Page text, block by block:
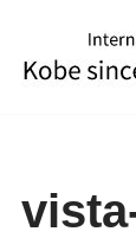
コ
へ